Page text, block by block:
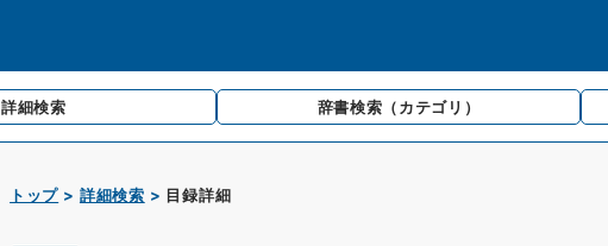
詳細検索 辞書検索 （カテゴリ）
トップ 詳細検索 目録詳細